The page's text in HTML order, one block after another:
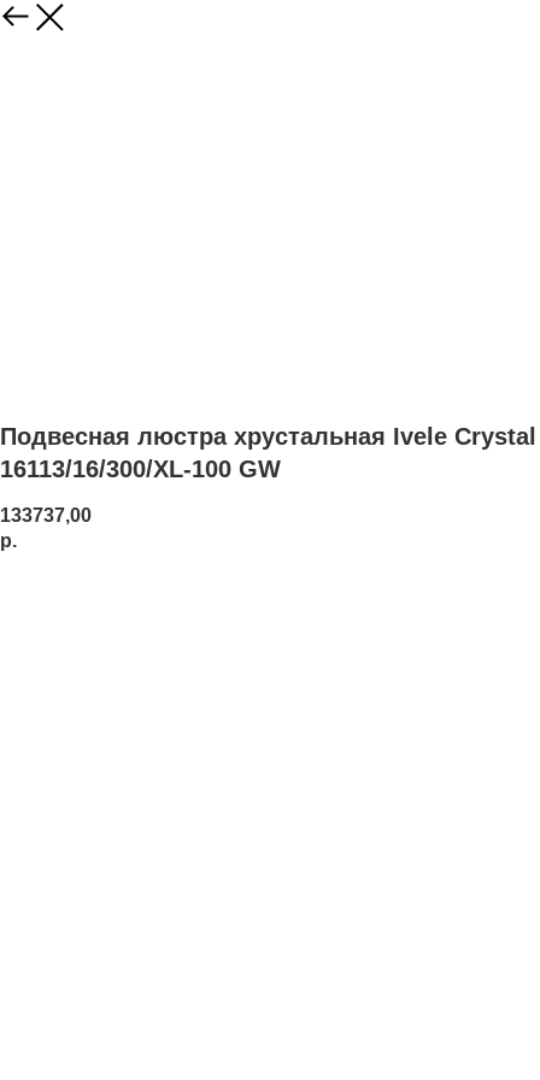
Подвесная люстра хрустальная Ivele Crystal
16113/16/300/XL-100 GW
133737,00
р.